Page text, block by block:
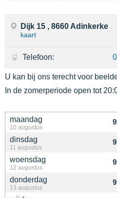
maandag
10 augustus
dinsdag
11 augustus
woensdag
12 augustus
donderdag
13 augustus
Dijk 15 , 8660 Adinkerke
kaart
Telefoon:
U kan bij ons terecht voor
In de zomerperiode open tot